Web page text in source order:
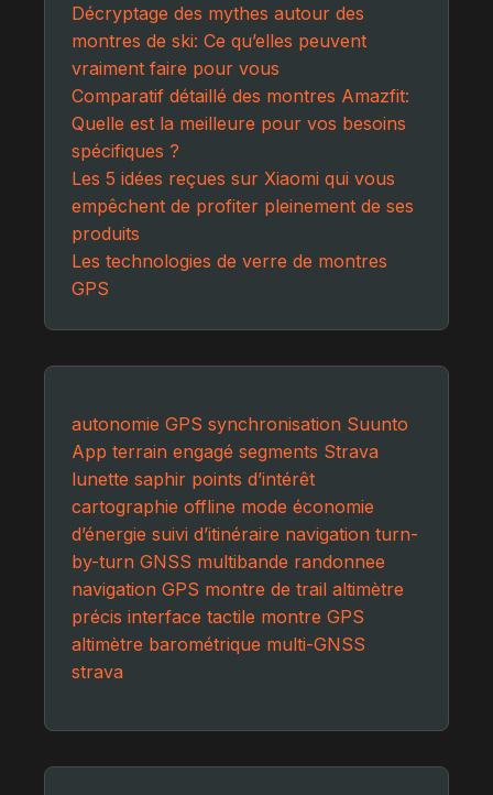
Décryptage des mythes autour des
montres de ski: Ce qu’elles peuvent
vraiment faire pour vous
Comparatif détaillé des montres Amazfit:
Quelle est la meilleure pour vos besoins
spécifiques ?
Les 5 idées reçues sur Xiaomi qui vous
empêchent de profiter pleinement de ses
produits
Les technologies de verre de montres
GPS
autonomie GPS synchronisation Suunto
App terrain engagé segments Strava
lunette saphir points d’intérêt
cartographie offline mode économie
d’énergie suivi d’itinéraire navigation turn-
by-turn GNSS multibande randonnee
navigation GPS montre de trail altimètre
précis interface tactile montre GPS
altimètre barométrique multi-GNSS
strava